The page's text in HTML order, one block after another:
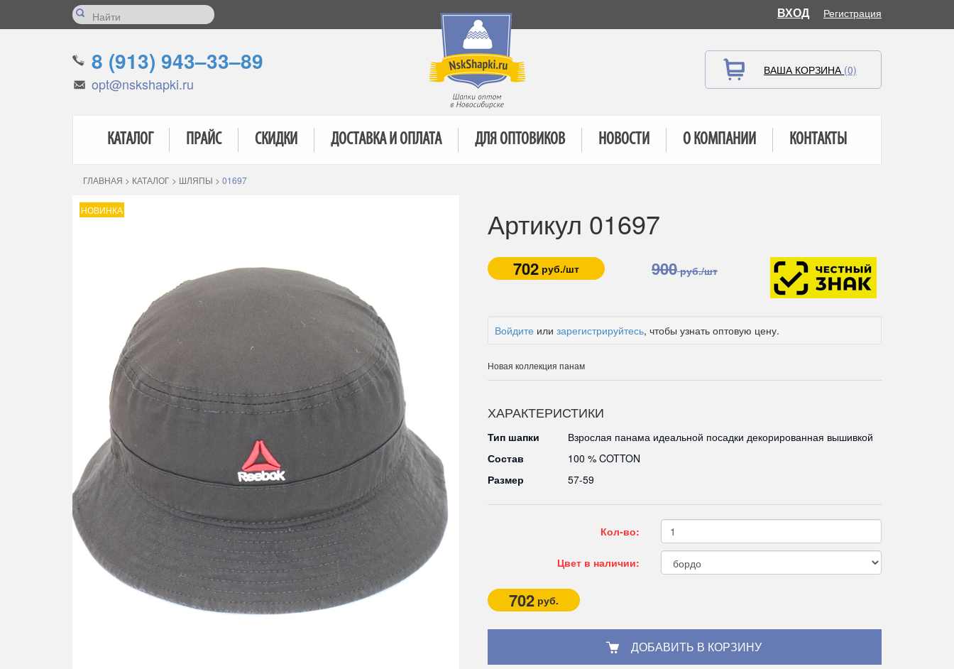
ВХОД Регистрация
8 (913) 943–33–89
opt@nskshapki.ru
ВАША КОРЗИНА (0)
КАТАЛОГ ПРАЙС СКИДКИ ДОСТАВКА И ОПЛАТА ДЛЯ ОПТОВИКОВ НОВОСТИ О КОМПАНИИ КОНТАКТЫ
ГЛАВНАЯ > КАТАЛОГ > ШЛЯПЫ > 01697
НОВИНКА Артикул 01697
702 руб./шт 900руб./шт
Войдите или зарегистрируйтесь, чтобы узнать оптовую цену.
Новая коллекция панам
ХАРАКТЕРИСТИКИ
Тип шапки
Взрослая панама идеальной посадки декорированная вышивкой
Состав
100 % COTTON
Размер
57-59
Кол-во:
Цвет в наличии:
702 руб.